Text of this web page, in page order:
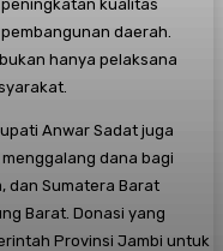
kualitas
daerah.
hanya pelaksana
Anwar Sadat juga
dana bagi
dan Sumatera Barat
Barat. Donasi yang
Provinsi Jambi untuk